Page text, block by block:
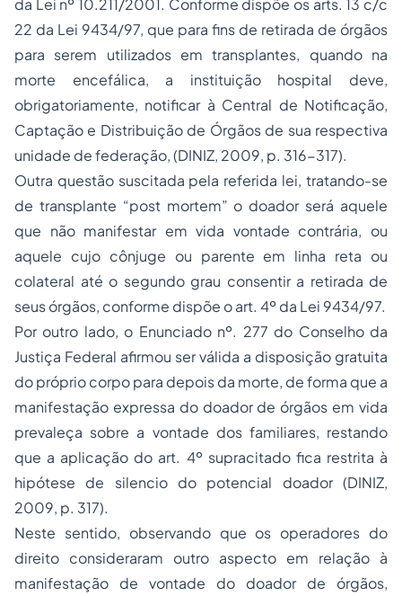
da Lei nº 10.211/2001. Conforme dispõe os arts. 13 c/c
22 da Lei 9434/97, que para fins de retirada de órgãos
para serem utilizados em transplantes, quando na
morte encefálica, a instituição hospital deve,
obrigatoriamente, notificar à Central de Notificação,
Captação e Distribuição de Órgãos de sua respectiva
unidade de federação, (DINIZ, 2009, p. 316-317).
Outra questão suscitada pela referida lei, tratando-se
de transplante “post mortem” o doador será aquele
que não manifestar em vida vontade contrária, ou
aquele cujo cônjuge ou parente em linha reta ou
colateral até o segundo grau consentir a retirada de
seus órgãos, conforme dispõe o art. 4º da Lei 9434/97.
Por outro lado, o Enunciado nº. 277 do Conselho da
Justiça Federal afirmou ser válida a disposição gratuita
do próprio corpo para depois da morte, de forma que a
manifestação expressa do doador de órgãos em vida
prevaleça sobre a vontade dos familiares, restando
que a aplicação do art. 4º supracitado fica restrita à
hipótese de silencio do potencial doador (DINIZ,
2009, p. 317).
Neste sentido, observando que os operadores do
direito consideraram outro aspecto em relação à
manifestação de vontade do doador de órgãos,